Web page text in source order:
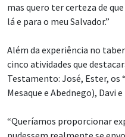
mas quero ter certeza de
lá e para o meu Salvador.”
Além da experiência no
cinco atividades que
Testamento: José, Ester, os
Mesaque e Abednego), Davi e
“Queríamos proporcionar